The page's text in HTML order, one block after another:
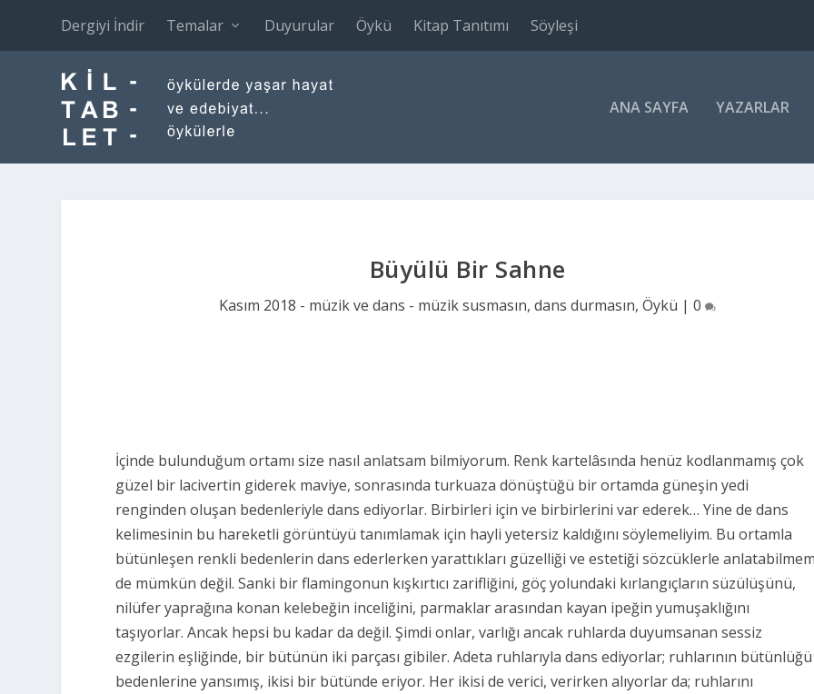
Dergiyi İndir Temalar Duyurular Öykü Kitap Tanıtımı Söyleşi
ANA SAYFA YAZARLAR
Büyülü Bir Sahne
Kasım 2018 - müzik ve dans - müzik susmasın, dans durmasın,Öykü |0
İçinde bulunduğum ortamı size nasıl anlatsam bilmiyorum. Renk kartelâsında henüz kodlanmamış çok
güzel bir lacivertin giderek maviye, sonrasında turkuaza dönüştüğü bir ortamda güneşin yedi
renginden oluşan bedenleriyle dans ediyorlar. Birbirleri için ve birbirlerini var ederek… Yine de dans
kelimesinin bu hareketli görüntüyü tanımlamak için hayli yetersiz kaldığını söylemeliyim. Bu ortamla
bütünleşen renkli bedenlerin dans ederlerken yarattıkları güzelliği ve estetiği sözcüklerle
de mümkün değil.Sanki bir flamingonun kışkırtıcı zarifliğini, göç yolundaki kırlangıçların süzülüşünü,
nilüfer yaprağına konan kelebeğin inceliğini, parmaklar arasından kayan ipeğin yumuşaklığını
taşıyorlar.Ancak hepsi bu kadar da değil. Şimdi onlar, varlığı ancak ruhlarda duyumsanan sessiz
ezgilerin eşliğinde, bir bütünün iki parçası gibiler.Adeta ruhlarıyla dans ediyorlar; ruhlarının bütünlüğü
bedenlerine yansımış, ikisi bir bütünde eriyor. Her ikisi de verici, verirken alıyorlar da; ruhlarını